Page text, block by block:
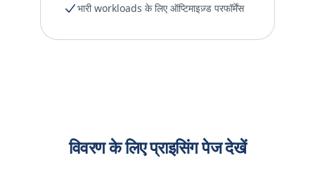
भारी workloads के लिए ऑप्टिमाइज़्ड परफॉर्मेंस
विवरण के लिए प्राइसिंग पेज देखें